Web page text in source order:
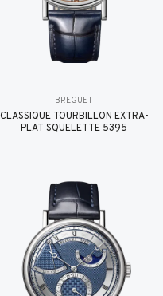
BREGUET
CLASSIQUE TOURBILLON EXTRA-
PLAT SQUELETTE 5395